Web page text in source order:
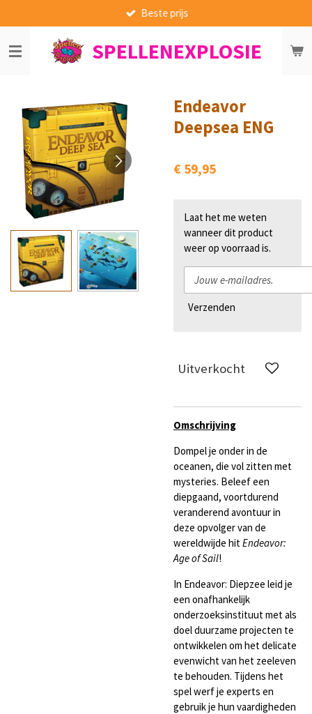
direct
naar
de
SPELLENEXPLOSIE
Beste prijs
Endeavor
Deepsea ENG
€ 59,95
Laat het me weten
wanneer dit product
weer op voorraad is.
Verzenden
Uitverkocht
Omschrijving
Dompel je onder in de
oceanen, die vol zitten met
mysteries. Beleef een
diepgaand, voortdurend
veranderend avontuur in
deze opvolger van de
wereldwijde hit Endeavor:
Age of Sail!
In Endeavor: Diepzee leid je
een onafhankelijk
onderzoeksinstituut met als
doel duurzame projecten te
ontwikkelen om het delicate
evenwicht van het zeeleven
te behouden. Tijdens het
spel werf je experts en
gebruik je hun vaardigheden